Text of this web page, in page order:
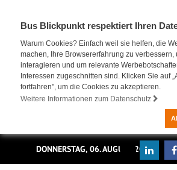
Bus Blickpunkt respektiert Ihren
Warum Cookies? Einfach weil sie helfen, die
machen, Ihre Browsererfahrung zu verbessern,
interagieren und um relevante
Interessen zugeschnitten sind. Klicken Sie auf
fortfahren", um die Cookies zu akzeptieren.
Weitere Informationen zum Datenschutz
DONNERSTAG, 06. AUGUST 2026